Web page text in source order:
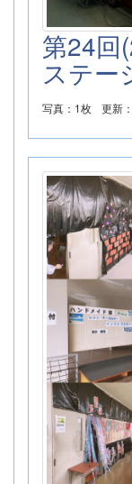
第24
ステー
写真：1枚 更新